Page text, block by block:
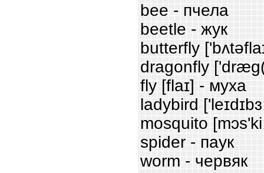
bee - пчела
beetle - жук
butterfly
dragonfly
fly [flaɪ] - муха
ladybird
mosquito
spider - паук
worm - червяк